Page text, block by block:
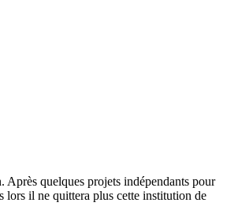
quelques projets indépendants pour
lors il ne quittera plus cette institution de